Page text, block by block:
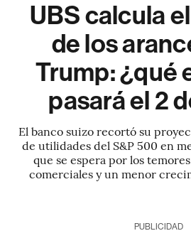
UBS calcula
de los
Trump: ¿qué
pasará el 2
El banco suizo recortó su
de utilidades del S&P 500 en
que se espera por los
comerciales y un menor
PUBLICIDAD